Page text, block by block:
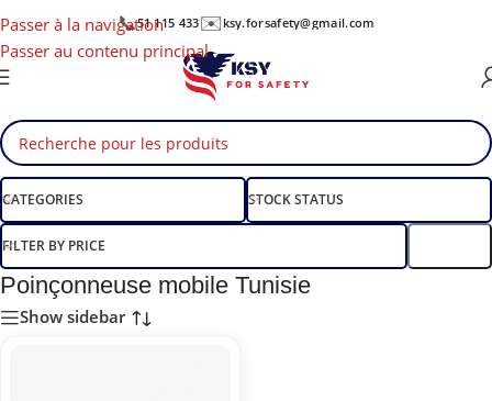
Passer à la navigation
Passer au contenu principal
📞51 115 433✉️ ksy.forsafety@gmail.com
CATEGORIES STOCK STATUS
FILTER BY PRICE
Poinçonneuse mobile Tunisie
Show sidebar